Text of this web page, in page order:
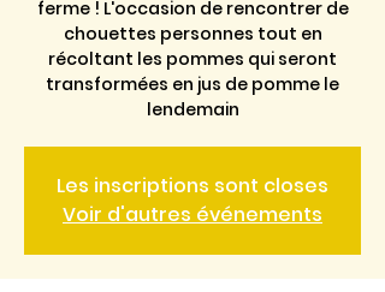
ferme ! L'occasion de rencontrer de
chouettes personnes tout en
récoltant les pommes qui seront
transformées en jus de pomme le
lendemain
Les inscriptions sont closes
Voir d'autres événements